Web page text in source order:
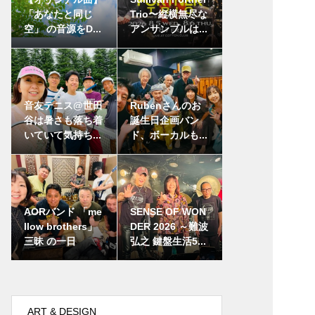
「あなたと同じ
空」 の音源をD...
Trio〜縦横無尽な
アンサンブルは...
音友テニス@世田
谷は暑さも落ち着
いていて気持ち...
Rubenさんのお
誕生日企画バン
ド、ボーカルも...
AORバンド 「me
llow brothers」
三昧 の一日
SENSE OF WON
DER 2026 ～難波
弘之 鍵盤生活5...
ART & DESIGN